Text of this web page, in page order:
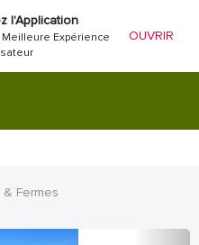
l'Application
Expérience
OUVRIR
& Fermes